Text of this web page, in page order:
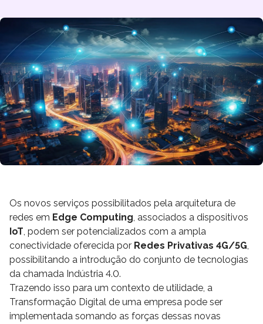
Os novos serviços possibilitados pela arquitetura de
redes em Edge Computing, associados a dispositivos
IoT, podem ser potencializados com a ampla
conectividade oferecida por Redes Privativas 4G/5G,
possibilitando a introdução do conjunto de tecnologias
da chamada Indústria 4.0.
Trazendo isso para um contexto de utilidade, a
Transformação Digital de uma empresa pode ser
implementada somando as forças dessas novas